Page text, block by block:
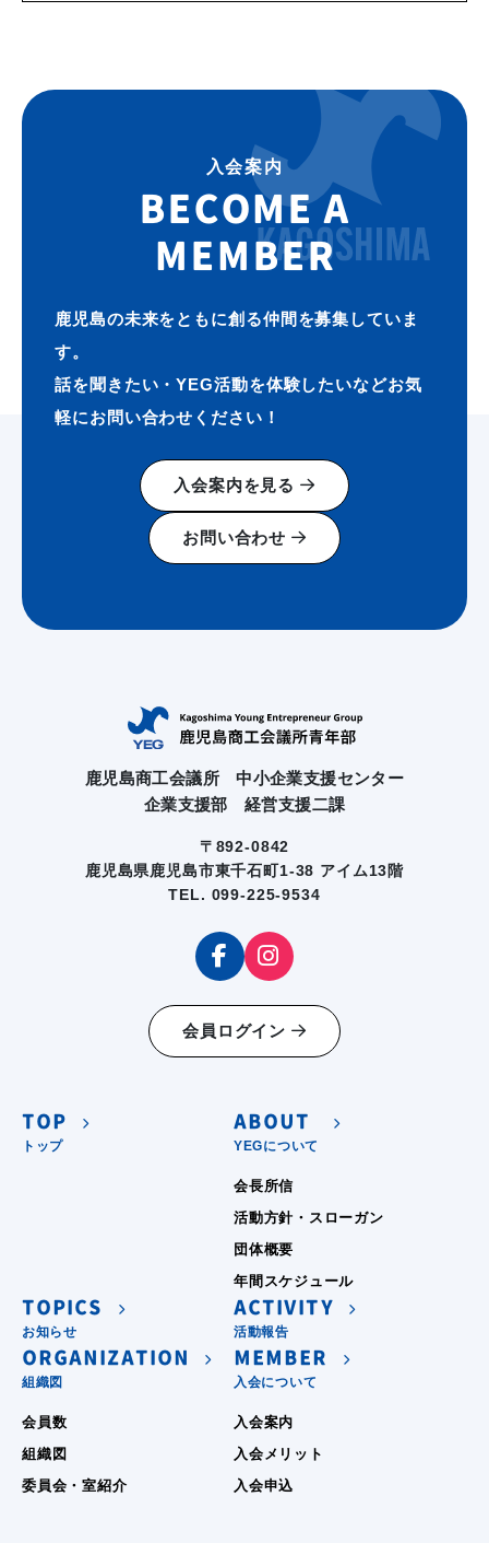
入会案内
BECOME A
MEMBER
鹿児島の未来をともに創る仲間を募集していま
す。
話を聞きたい・YEG活動を体験したいなどお気
軽にお問い合わせください！
入会案内を見る
お問い合わせ
鹿児島商工会議所 中小企業支援センター
企業支援部 経営支援二課
〒892-0842
鹿児島県鹿児島市東千石町1-38 アイム13階
TEL. 099-225-9534
会員ログイン
TOP
トップ
ABOUT
YEGについて
会長所信
活動方針・スローガン
団体概要
年間スケジュール
TOPICS
お知らせ
ACTIVITY
活動報告
ORGANIZATION
組織図
会員数
組織図
委員会・室紹介
MEMBER
入会について
入会案内
入会メリット
入会申込